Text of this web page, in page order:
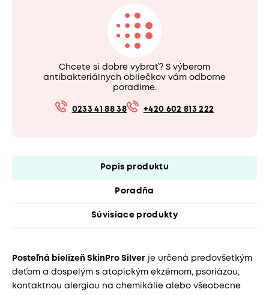
Chcete si dobre vybrať? S výberom
antibakteriálnych obliečkov vám odborne
poradíme.
0233 41 88 38 +420 602 813 222
Popis produktu
Poradňa
Súvisiace produkty
Posteľná bielizeň SkinPro Silver je určená predovšetkým
deťom a dospelým s atopickým ekzémom, psoriázou,
kontaktnou alergiou na chemikálie alebo všeobecne